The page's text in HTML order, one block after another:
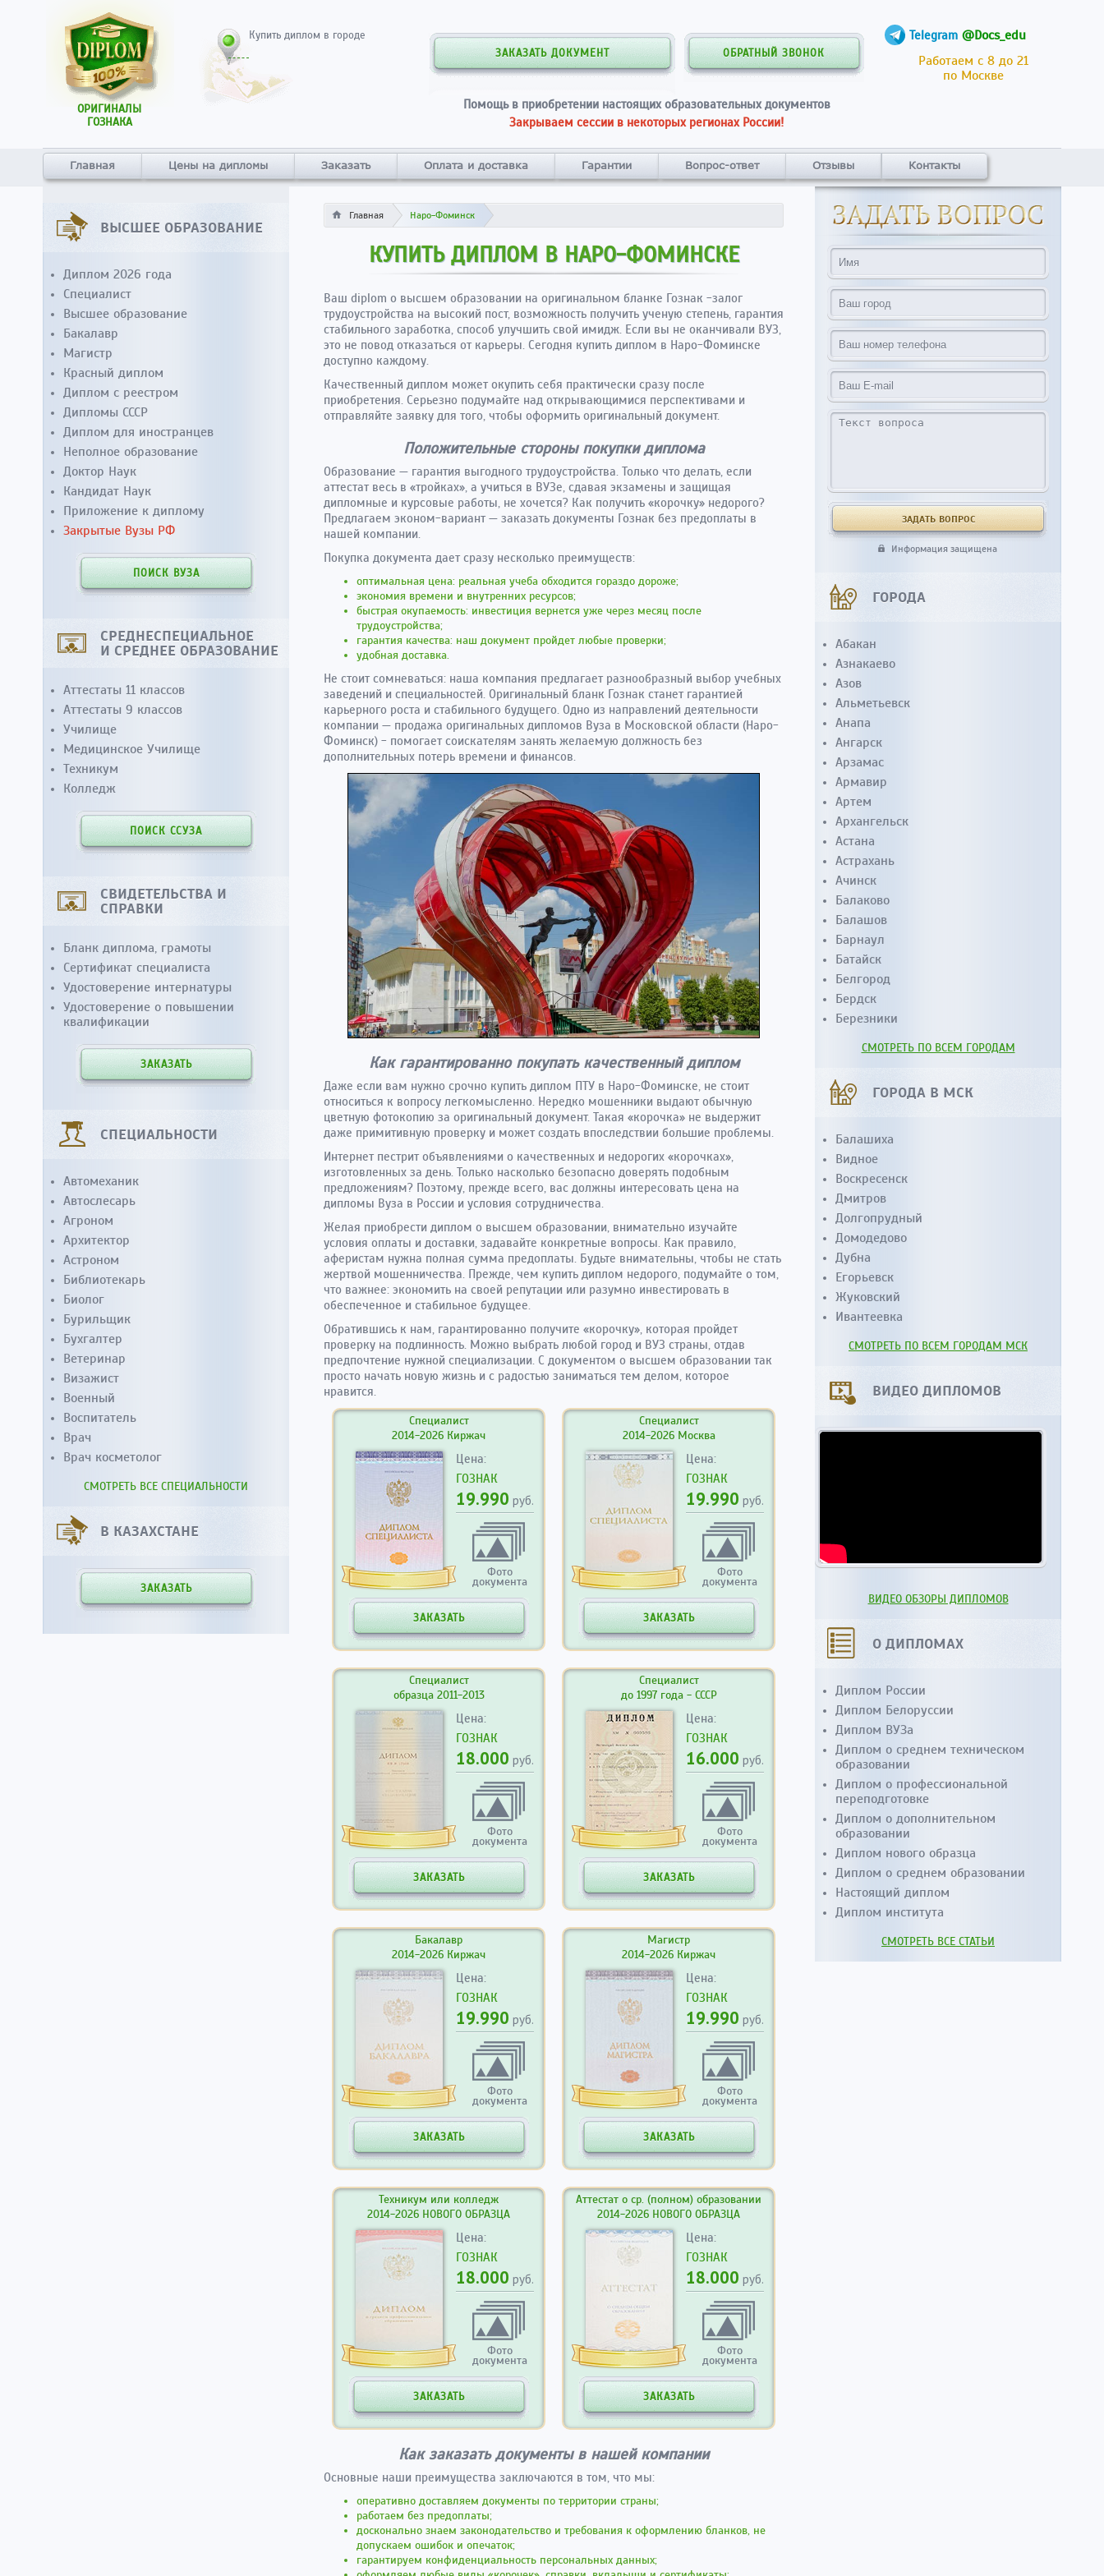
ОРИГИНАЛЫ
ГОЗНАКА
Купить диплом в городе Telegram @Docs_edu
Работаем с 8 до 21
по Москве
ЗАКАЗАТЬ ДОКУМЕНТ ОБРАТНЫЙ ЗВОНОК
Помощь в приобретении настоящих образовательных документов
Закрываем сессии в некоторых регионах России!
Главная Цены на дипломы Заказать Оплата и доставка Гарантии Вопрос-ответ Отзывы Контакты
Главная Наро-Фоминск
КУПИТЬ ДИПЛОМ В НАРО-ФОМИНСКЕ
Ваш diplom о высшем образовании на оригинальном бланке Гознак -залог
трудоустройства на высокий пост, возможность получить ученую степень, гарантия
стабильного заработка, способ улучшить свой имидж. Если вы не оканчивали ВУЗ,
это не повод отказаться от карьеры. Сегодня купить диплом в Наро-Фоминске
доступно каждому.
Качественный диплом может окупить себя практически сразу после
приобретения. Серьезно подумайте над открывающимися перспективами и
отправляйте заявку для того, чтобы оформить оригинальный документ.
Положительные стороны покупки диплома
Образование — гарантия выгодного трудоустройства. Только что делать, если
аттестат весь в «тройках», а учиться в ВУЗе, сдавая экзамены и защищая
дипломные и курсовые работы, не хочется? Как получить «корочку» недорого?
Предлагаем эконом-вариант — заказать документы Гознак без предоплаты в
нашей компании.
Покупка документа дает сразу несколько преимуществ:
оптимальная цена: реальная учеба обходится гораздо дороже;
экономия времени и внутренних ресурсов;
быстрая окупаемость: инвестиция вернется уже через месяц после
трудоустройства;
гарантия качества: наш документ пройдет любые проверки;
удобная доставка.
Не стоит сомневаться: наша компания предлагает разнообразный выбор учебных
заведений и специальностей. Оригинальный бланк Гознак станет гарантией
карьерного роста и стабильного будущего. Одно из направлений деятельности
компании — продажа оригинальных дипломов Вуза в Московской области (Наро-
Фоминск) - помогает соискателям занять желаемую должность без
дополнительных потерь времени и финансов.
Как гарантированно покупать качественный диплом
Даже если вам нужно срочно купить диплом ПТУ в Наро-Фоминске, не стоит
относиться к вопросу легкомысленно. Нередко мошенники выдают обычную
цветную фотокопию за оригинальный документ. Такая «корочка» не выдержит
даже примитивную проверку и может создать впоследствии большие проблемы.
Интернет пестрит объявлениями о качественных и недорогих «корочках»,
изготовленных за день. Только насколько безопасно доверять подобным
предложениям? Поэтому, прежде всего, вас должны интересовать цена на
дипломы Вуза в России и условия сотрудничества.
Желая приобрести диплом о высшем образовании, внимательно изучайте
условия оплаты и доставки, задавайте конкретные вопросы. Как правило,
аферистам нужна полная сумма предоплаты. Будьте внимательны, чтобы не стать
жертвой мошенничества. Прежде, чем купить диплом недорого, подумайте о том,
что важнее: экономить на своей репутации или разумно инвестировать в
обеспеченное и стабильное будущее.
Обратившись к нам, гарантированно получите «корочку», которая пройдет
проверку на подлинность. Можно выбрать любой город и ВУЗ страны, отдав
предпочтение нужной специализации. С документом о высшем образовании так
просто начать новую жизнь и с радостью заниматься тем делом, которое
нравится.
Специалист
2014-2026 Киржач
Цена:
ГОЗНАК
19.990 руб.
Фото
документа
ЗАКАЗАТЬ
Специалист
2014-2026 Москва
Цена:
ГОЗНАК
19.990 руб.
Фото
документа
ЗАКАЗАТЬ
Специалист
образца 2011-2013
Цена:
ГОЗНАК
18.000 руб.
Фото
документа
ЗАКАЗАТЬ
Специалист
до 1997 года - СССР
Цена:
ГОЗНАК
16.000 руб.
Фото
документа
ЗАКАЗАТЬ
Бакалавр
2014-2026 Киржач
Цена:
ГОЗНАК
19.990 руб.
Фото
документа
ЗАКАЗАТЬ
Магистр
2014-2026 Киржач
Цена:
ГОЗНАК
19.990 руб.
Фото
документа
ЗАКАЗАТЬ
Техникум или колледж
2014-2026 НОВОГО ОБРАЗЦА
Цена:
ГОЗНАК
18.000 руб.
Фото
документа
ЗАКАЗАТЬ
Аттестат о ср. (полном) образовании
2014-2026 НОВОГО ОБРАЗЦА
Цена:
ГОЗНАК
18.000 руб.
Фото
документа
ЗАКАЗАТЬ
Как заказать документы в нашей компании
Основные наши преимущества заключаются в том, что мы:
оперативно доставляем документы по территории страны;
работаем без предоплаты;
досконально знаем законодательство и требования к оформлению бланков, не
допускаем ошибок и опечаток;
гарантируем конфиденциальность персональных данных;
ВЫСШЕЕ ОБРАЗОВАНИЕ
Диплом 2026 года
Специалист
Высшее образование
Бакалавр
Магистр
Красный диплом
Диплом с реестром
Дипломы СССР
Диплом для иностранцев
Неполное образование
Доктор Наук
Кандидат Наук
Приложение к диплому
Закрытые Вузы РФ
ПОИСК ВУЗА
СРЕДНЕСПЕЦИАЛЬНОЕ
И СРЕДНЕЕ ОБРАЗОВАНИЕ
Аттестаты 11 классов
Аттестаты 9 классов
Училище
Медицинское Училище
Техникум
Колледж
ПОИСК ССУЗА
СВИДЕТЕЛЬСТВА И
СПРАВКИ
Бланк диплома, грамоты
Сертификат специалиста
Удостоверение интернатуры
Удостоверение о повышении
квалификации
ЗАКАЗАТЬ
СПЕЦИАЛЬНОСТИ
Автомеханик
Автослесарь
Агроном
Архитектор
Астроном
Библиотекарь
Биолог
Бурильщик
Бухгалтер
Ветеринар
Визажист
Военный
Воспитатель
Врач
Врач косметолог
СМОТРЕТЬ ВСЕ СПЕЦИАЛЬНОСТИ
В КАЗАХСТАНЕ
ЗАКАЗАТЬ
Информация защищена
ГОРОДА
Абакан
Азнакаево
Азов
Альметьевск
Анапа
Ангарск
Арзамас
Армавир
Артем
Архангельск
Астана
Астрахань
Ачинск
Балаково
Балашов
Барнаул
Батайск
Белгород
Бердск
Березники
СМОТРЕТЬ ПО ВСЕМ ГОРОДАМ
ГОРОДА В МСК
Балашиха
Видное
Воскресенск
Дмитров
Долгопрудный
Домодедово
Дубна
Егорьевск
Жуковский
Ивантеевка
СМОТРЕТЬ ПО ВСЕМ ГОРОДАМ МСК
ВИДЕО ДИПЛОМОВ
ВИДЕО ОБЗОРЫ ДИПЛОМОВ
О ДИПЛОМАХ
Диплом России
Диплом Белоруссии
Диплом ВУЗа
Диплом о среднем техническом
образовании
Диплом о профессиональной
переподготовке
Диплом о дополнительном
образовании
Диплом нового образца
Диплом о среднем образовании
Настоящий диплом
Диплом института
СМОТРЕТЬ ВСЕ СТАТЬИ